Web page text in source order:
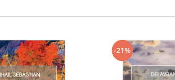
-21%